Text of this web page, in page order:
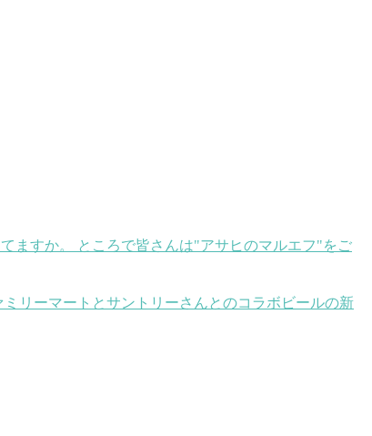
ますか。 ところで皆さんは"アサヒのマルエフ"をご
リーマートとサントリーさんとのコラボビールの新